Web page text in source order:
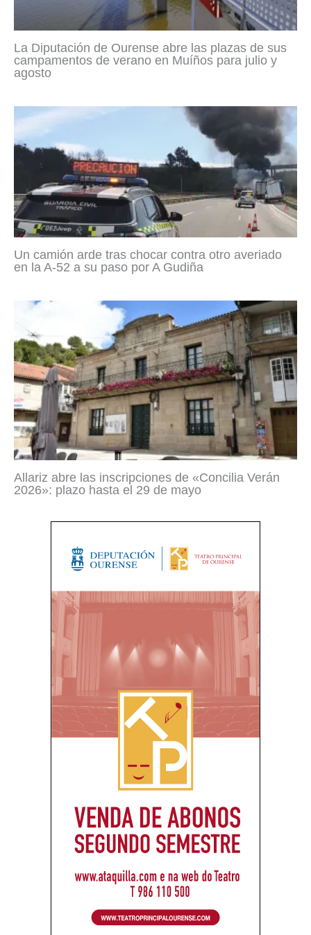
La Diputación de Ourense abre las plazas de sus
campamentos de verano en Muíños para julio y
agosto
Un camión arde tras chocar contra otro averiado
en la A-52 a su paso por A Gudiña
Allariz abre las inscripciones de «Concilia Verán
2026»: plazo hasta el 29 de mayo